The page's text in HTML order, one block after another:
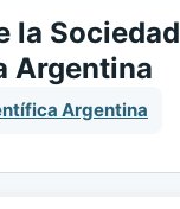
la Sociedad
Argentina
Argentina